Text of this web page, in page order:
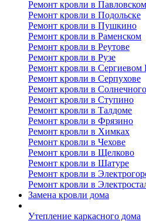
Ремонт кровли в
Ремонт кровли в Подольске
Ремонт кровли в Пушкино
Ремонт кровли в Раменском
Ремонт кровли в Реутове
Ремонт кровли в Рузе
Ремонт кровли в Сергиевом
Ремонт кровли в Серпухове
Ремонт кровли в
Ремонт кровли в Ступино
Ремонт кровли в Талдоме
Ремонт кровли в Фрязино
Ремонт кровли в Химках
Ремонт кровли в Чехове
Ремонт кровли в Щелково
Ремонт кровли в Шатуре
Ремонт кровли в
Ремонт кровли в
Замена кровли дома
Утепление каркасного дома